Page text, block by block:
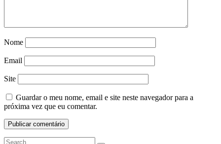
Nome
Email
Site
Guardar o meu nome, email e site neste navegador para a
próxima vez que eu comentar.